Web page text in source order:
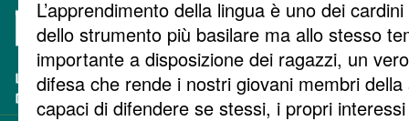
L’apprendimento della lingua è uno dei
dello strumento più basilare ma allo stesso
importante a disposizione dei ragazzi, un
difesa che rende i nostri giovani membri
capaci di difendere se stessi, i propri